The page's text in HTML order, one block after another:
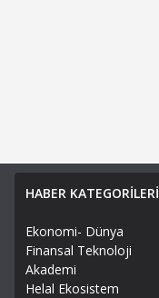
HABER KATEGORİLERİ
Ekonomi- Dünya
Finansal Teknoloji
Akademi
Helal Ekosistem